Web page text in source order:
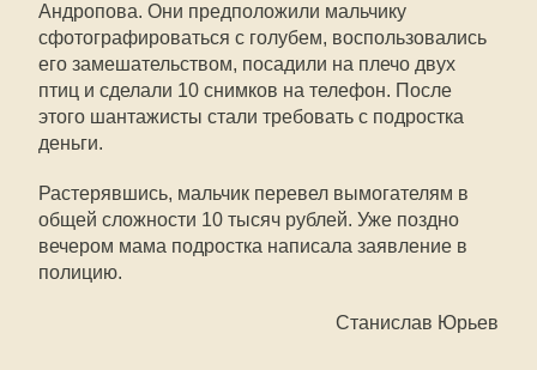
Андропова. Они предположили мальчику
сфотографироваться с голубем, воспользовались
его замешательством, посадили на плечо двух
птиц и сделали 10 снимков на телефон. После
этого шантажисты стали требовать с подростка
деньги.
Растерявшись, мальчик перевел вымогателям в
общей сложности 10 тысяч рублей. Уже поздно
вечером мама подростка написала заявление в
полицию.
Станислав Юрьев